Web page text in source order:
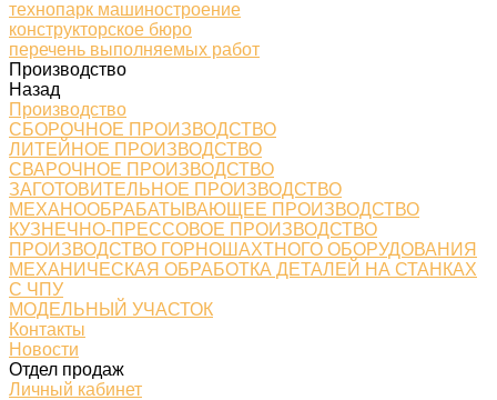
технопарк машиностроение
конструкторское бюро
перечень выполняемых работ
Производство
Назад
Производство
СБОРОЧНОЕ ПРОИЗВОДСТВО
ЛИТЕЙНОЕ ПРОИЗВОДСТВО
СВАРОЧНОЕ ПРОИЗВОДСТВО
ЗАГОТОВИТЕЛЬНОЕ ПРОИЗВОДСТВО
МЕХАНООБРАБАТЫВАЮЩЕЕ ПРОИЗВОДСТВО
КУЗНЕЧНО-ПРЕССОВОЕ ПРОИЗВОДСТВО
ПРОИЗВОДСТВО ГОРНОШАХТНОГО ОБОРУДОВАНИЯ
МЕХАНИЧЕСКАЯ ОБРАБОТКА ДЕТАЛЕЙ НА СТАНКАХ
С ЧПУ
МОДЕЛЬНЫЙ УЧАСТОК
Контакты
Новости
Отдел продаж
Личный кабинет